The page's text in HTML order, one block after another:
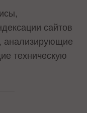
сайтов
анализирующие
техническую